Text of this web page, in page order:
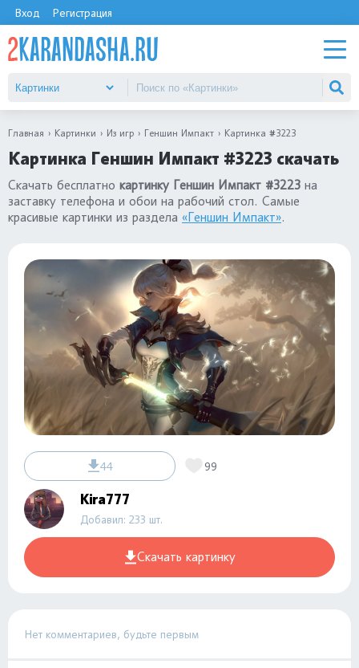
Вход Регистрация
Главная Картинки Из игр Геншин Импакт Картинка #3223
Картинка Геншин Импакт #3223 скачать
Скачать бесплатно картинку Геншин Импакт #3223 на
заставку телефона и обои на рабочий стол. Самые
красивые картинки из раздела «Геншин Импакт».
44 99
Kira777
Добавил: 233 шт.
Скачать картинку
Нет комментариев, будьте первым